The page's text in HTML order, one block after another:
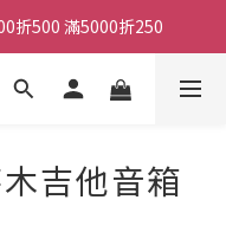
折500 滿5000折250
折500 滿5000折250
運
折500 滿5000折250
吉他音箱